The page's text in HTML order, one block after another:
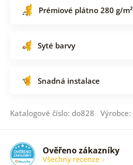
Prémiové plátno 280 g/m²
Syté barvy
Snadná instalace
Katalogové číslo: do828 Výrobce:
Ověřeno zákazníky
Všechny recenze